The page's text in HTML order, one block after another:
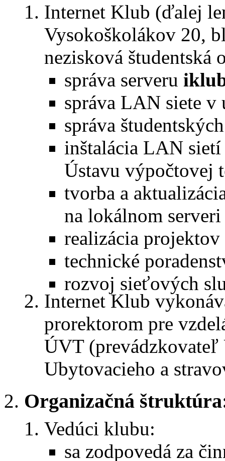
Internet Klub (ďalej
Vysokoškolákov 20,
nezisková študentská
správa serveru
správa LAN siete v
správa
inštalácia LAN
Ústavu výpočtovej
tvorba a
na lokálnom serveri
realizácia
technické
rozvoj sieťových
Internet Klub
prorektorom pre
ÚVT
Ubytovacieho a
Organizačná
Vedúci klubu:
sa zodpovedá za